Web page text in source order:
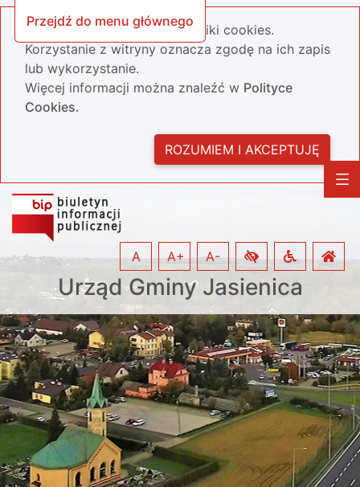
Przejdź do menu głównego
Nasza strona wykorzystuje pliki cookies.
Korzystanie z witryny oznacza zgodę na ich zapis
lub wykorzystanie.
Więcej informacji można znaleźć w Polityce
Cookies.
ROZUMIEM I AKCEPTUJĘ
Urząd Gminy Jasienica
A A+ A-